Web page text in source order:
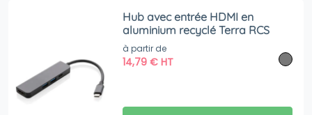
Hub avec entrée HDMI en
aluminium recyclé Terra RCS
à partir de
14,79€ HT